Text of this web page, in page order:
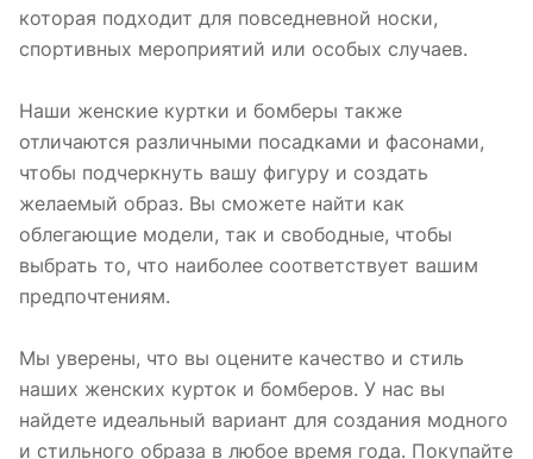
которая подходит для повседневной носки,
спортивных мероприятий или особых случаев.
Наши женские куртки и бомберы также
отличаются различными посадками и фасонами,
чтобы подчеркнуть вашу фигуру и создать
желаемый образ. Вы сможете найти как
облегающие модели, так и свободные, чтобы
выбрать то, что наиболее соответствует вашим
предпочтениям.
Мы уверены, что вы оцените качество и стиль
наших женских курток и бомберов. У нас вы
найдете идеальный вариант для создания модного
и стильного образа в любое время года. Покупайте